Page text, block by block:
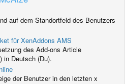
auf dem Standortfeld des Benutzers
für XenAddons AMS
des Add-ons Article
in Deutsch (Du).
der Benutzer in den letzten x